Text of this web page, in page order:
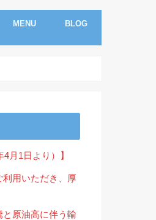
MENU BLOG
月1日より）】
用いただき、厚
原油高に伴う輸